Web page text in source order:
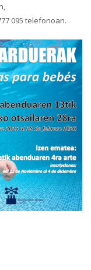
095 telefonoan.